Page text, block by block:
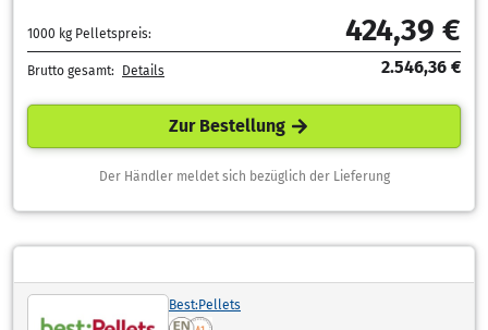
1000 kg Pelletspreis: 424,39 €
Brutto gesamt: Details 2.546,36 €
Zur Bestellung
Der Händler meldet sich bezüglich der Lieferung
Best:Pellets